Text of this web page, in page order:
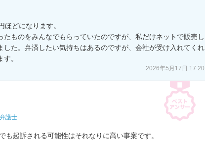
どになります。
たものをみんなでもらっていたのですが、私だけネットで販売し
した。弁済したい気持ちはあるのですが、会社が受け入れてくれ
。
2026年5月17日 17:20
護士
も起訴される可能性はそれなりに高い事案です。